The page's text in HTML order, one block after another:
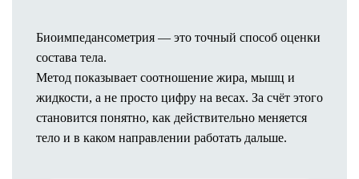
Отзывы
Операционный процесс
Пребывание в палате
Предоперационное обследование
Как проходит операция
Анестезия
Биоимпедансометрия — это точный способ оценки
состава тела.
Метод показывает соотношение жира, мышц и
жидкости, а не просто цифру на весах. За счёт этого
становится понятно, как действительно меняется
тело и в каком направлении работать дальше.